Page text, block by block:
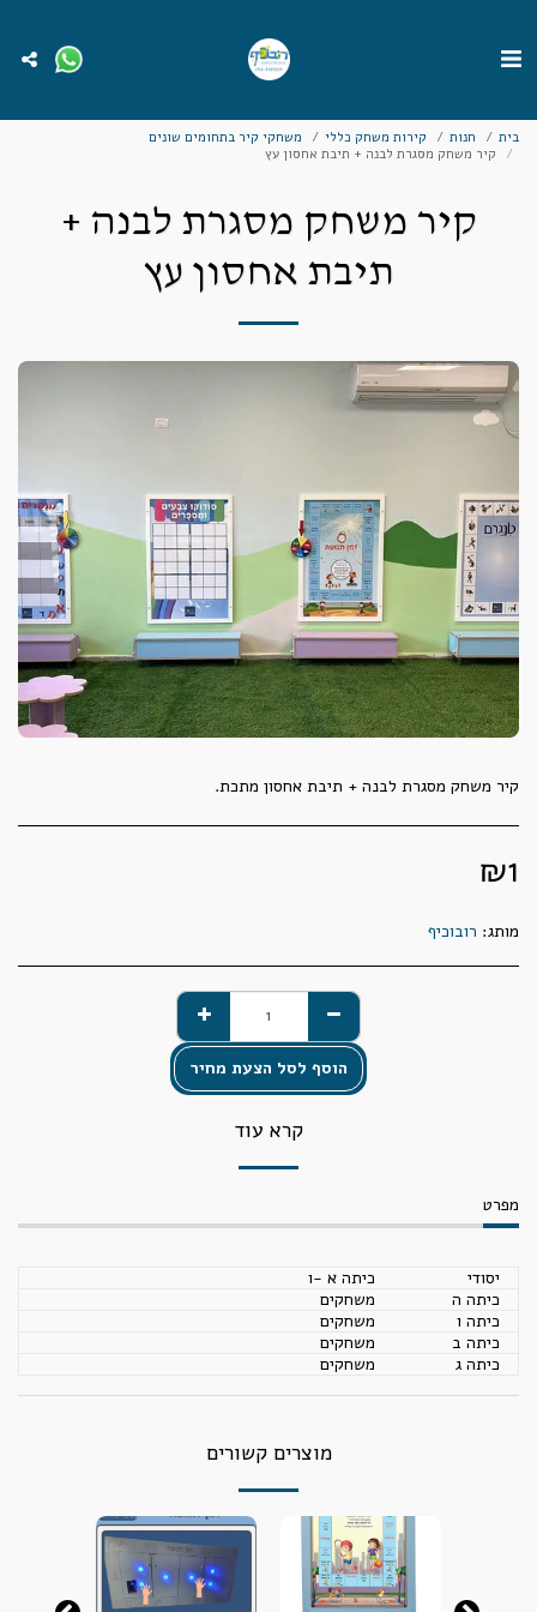
בית חנות קירות משחק כללי
משחקי קיר בתחומים שונים
קיר משחק מסגרת לבנה + תיבת אחסון עץ
קיר משחק מסגרת לבנה +
תיבת אחסון עץ
קיר משחק מסגרת לבנה + תיבת אחסון מתכת.
₪1
מותג: רובוכיף
הוסף לסל הצעת מחיר
קרא עוד
מפרט
יסודי
כיתה א -ו
כיתה ה
משחקים
כיתה ו
משחקים
כיתה ב
משחקים
כיתה ג
משחקים
מוצרים קשורים